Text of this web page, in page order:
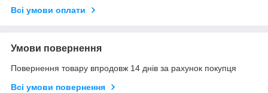
Всі умови оплати
Умови повернення
Повернення товару впродовж 14 днів за рахунок покупця
Всі умови повернення